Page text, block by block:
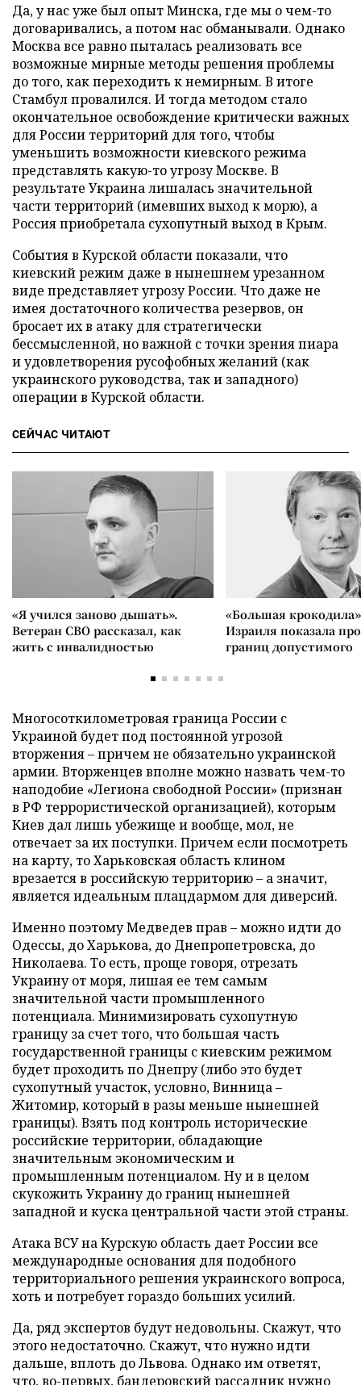
Да, у нас уже был опыт Минска, где мы о чем-то
договаривались, а потом нас обманывали. Однако
Москва все равно пыталась реализовать все
возможные мирные методы решения проблемы
до того, как переходить к немирным. В итоге
Стамбул провалился. И тогда методом стало
окончательное освобождение критически важных
для России территорий для того, чтобы
уменьшить возможности киевского режима
представлять какую-то угрозу Москве. В
результате Украина лишалась значительной
части территорий (имевших выход к морю), а
Россия приобретала сухопутный выход в Крым.
События в Курской области показали, что
киевский режим даже в нынешнем урезанном
виде представляет угрозу России. Что даже не
имея достаточного количества резервов, он
бросает их в атаку для стратегически
бессмысленной, но важной с точки зрения пиара
и удовлетворения русофобных желаний (как
украинского руководства, так и западного)
операции в Курской области.
СЕЙЧАС ЧИТАЮТ
«Я учился заново дышать».
Ветеран СВО рассказал, как
жить с инвалидностью
«Большая
Израиля показала
границ допустимого
Многосоткилометровая граница России с
Украиной будет под постоянной угрозой
вторжения – причем не обязательно украинской
армии. Вторженцев вполне можно назвать чем-то
наподобие «Легиона свободной России» (признан
в РФ террористической организацией), которым
Киев дал лишь убежище и вообще, мол, не
отвечает за их поступки. Причем если посмотреть
на карту, то Харьковская область клином
врезается в российскую территорию – а значит,
является идеальным плацдармом для диверсий.
Именно поэтому Медведев прав – можно идти до
Одессы, до Харькова, до Днепропетровска, до
Николаева. То есть, проще говоря, отрезать
Украину от моря, лишая ее тем самым
значительной части промышленного
потенциала. Минимизировать сухопутную
границу за счет того, что большая часть
государственной границы с киевским режимом
будет проходить по Днепру (либо это будет
сухопутный участок, условно, Винница –
Житомир, который в разы меньше нынешней
границы). Взять под контроль исторические
российские территории, обладающие
значительным экономическим и
промышленным потенциалом. Ну и в целом
скукожить Украину до границ нынешней
западной и куска центральной части этой страны.
Атака ВСУ на Курскую область дает России все
международные основания для подобного
территориального решения украинского вопроса,
хоть и потребует гораздо больших усилий.
Да, ряд экспертов будут недовольны. Скажут, что
этого недостаточно. Скажут, что нужно идти
дальше, вплоть до Львова. Однако им ответят,
что, во-первых, бандеровский рассадник нужно